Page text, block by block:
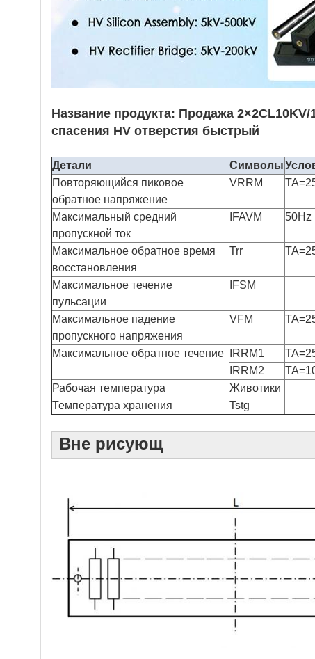
Название продукта: Продажа 2×2CL10KV/
спасения HV отверстия быстрый
Детали Символы
Повторяющийся пиковое
обратное напряжение
VRRM
Максимальный средний
пропускной ток
IFAVM 50Hz
Максимальное обратное время
восстановления
Trr
Максимальное течение
пульсации
IFSM
Максимальное падение
пропускного напряжения
VFM
Максимальное обратное течение IRRM1
IRRM2
Рабочая температура
Животики
Температура хранения
Tstg
Вне рисующ